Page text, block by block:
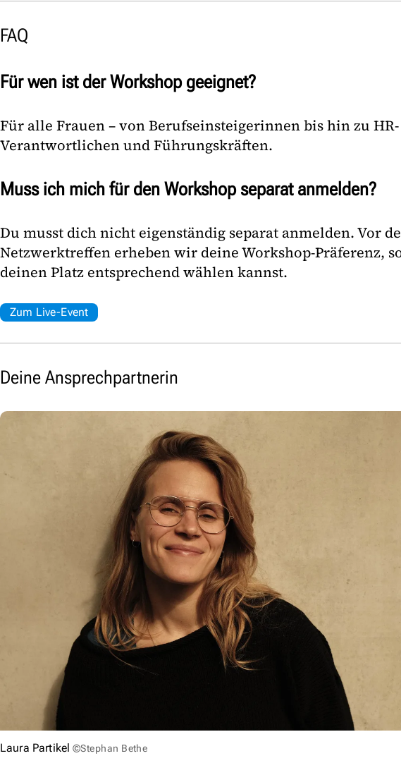
FAQ
Für wen ist der Workshop geeignet?
Für alle Frauen – von Berufseinsteigerinnen bis hin zu HR-
Verantwortlichen und Führungskräften.
Muss ich mich für den Workshop separat anmelden?
Du musst dich nicht eigenständig separat anmelden. Vor
Netzwerktreffen erheben wir deine Workshop-Präferenz,
deinen Platz entsprechend wählen kannst.
Zum Live-Event
Deine Ansprechpartnerin
Laura Partikel ©Stephan Bethe